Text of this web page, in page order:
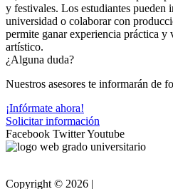
y festivales. Los estudiantes pueden
universidad o colaborar con
permite ganar experiencia práctica
artístico.
¿Alguna duda?
Nuestros asesores te informarán de
¡Infórmate ahora!
Solicitar información
Facebook TwitterYoutube
Copyright © 2026 |